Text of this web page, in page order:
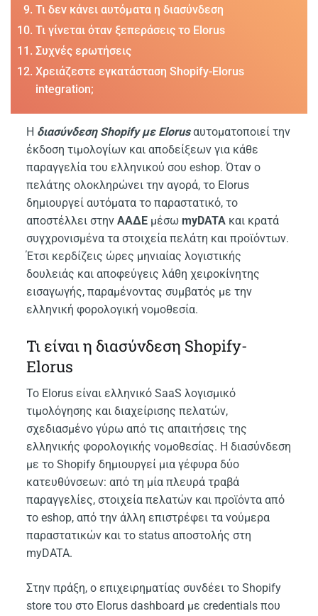
Τι δεν κάνει αυτόματα η διασύνδεση
Τι γίνεται όταν ξεπεράσεις το Elorus
Συχνές ερωτήσεις
Χρειάζεστε εγκατάσταση Shopify-Elorus
integration;
Η διασύνδεση Shopify με Elorusαυτοματοποιεί την
έκδοση τιμολογίων και αποδείξεων για κάθε
παραγγελία του ελληνικού σου eshop. Όταν ο
πελάτης ολοκληρώνει την αγορά, το Elorus
δημιουργεί αυτόματα το παραστατικό, το
αποστέλλει στηνΑΑΔΕ μέσωmyDATA και κρατά
συγχρονισμένα τα στοιχεία πελάτη και προϊόντων.
Έτσι κερδίζεις ώρες μηνιαίας λογιστικής
δουλειάς και αποφεύγεις λάθη χειροκίνητης
εισαγωγής, παραμένοντας συμβατός με την
ελληνική φορολογική νομοθεσία.
Τι είναι η διασύνδεση Shopify-
Elorus
Το Elorus είναι ελληνικό SaaS λογισμικό
τιμολόγησης και διαχείρισης πελατών,
σχεδιασμένο γύρω από τις απαιτήσεις της
ελληνικής φορολογικής νομοθεσίας. Η διασύνδεση
με το Shopify δημιουργεί μια γέφυρα δύο
κατευθύνσεων: από τη μία πλευρά τραβά
παραγγελίες, στοιχεία πελατών και προϊόντα από
το eshop, από την άλλη επιστρέφει τα νούμερα
παραστατικών και το status αποστολής στη
myDATA.
Στην πράξη, ο επιχειρηματίας συνδέει το Shopify
store του στο Elorus dashboard με credentials που